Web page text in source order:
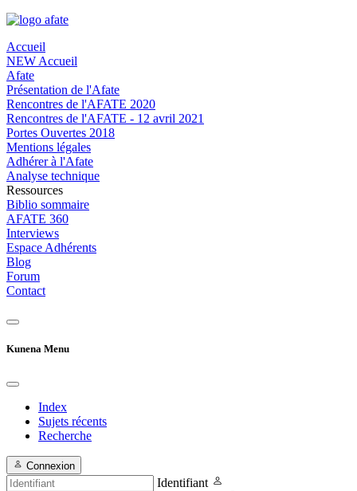
Accueil
NEW Accueil
Afate
Présentation de l'Afate
Rencontres de l'AFATE 2020
Rencontres de l'AFATE - 12 avril 2021
Portes Ouvertes 2018
Mentions légales
Adhérer à l'Afate
Analyse technique
Ressources
Biblio sommaire
AFATE 360
Interviews
Espace Adhérents
Blog
Forum
Contact
Kunena Menu
Index
Sujets récents
Recherche
Connexion
Identifiant